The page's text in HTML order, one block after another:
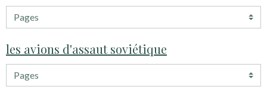
les avions d'assaut soviétique